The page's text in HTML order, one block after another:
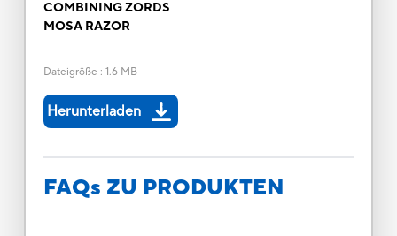
COMBINING ZORDS
MOSA RAZOR
Dateigröße : 1.6 MB
Herunterladen
FAQs ZU PRODUKTEN